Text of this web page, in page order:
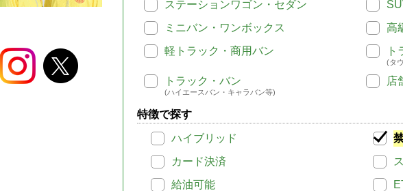
ステーションワゴン・セダン
ミニバン・ワンボックス
高
軽トラック・商用バン
ト
(タ
トラック・バン
(ハイエースバン・キャラバン等)
店
特徴で探す
ハイブリッド
カード決済
給油可能